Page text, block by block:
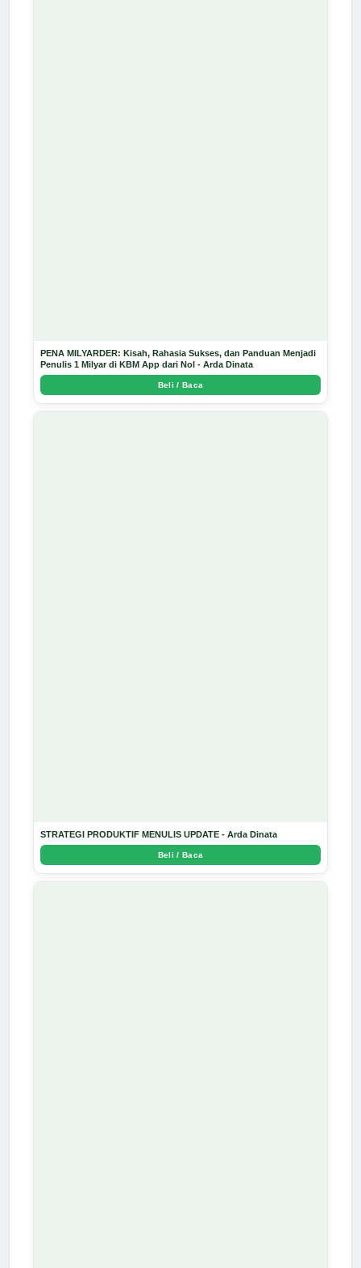
PENA MILYARDER: Kisah, Rahasia Sukses, dan Panduan Menjadi
Penulis 1 Milyar di KBM App dari Nol - Arda Dinata
Beli / Baca
STRATEGI PRODUKTIF MENULIS UPDATE - Arda Dinata
Beli / Baca